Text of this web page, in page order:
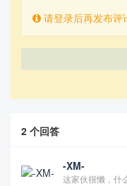
请登录后再发布评
2 个回答
-XM-
这家伙很懒，什